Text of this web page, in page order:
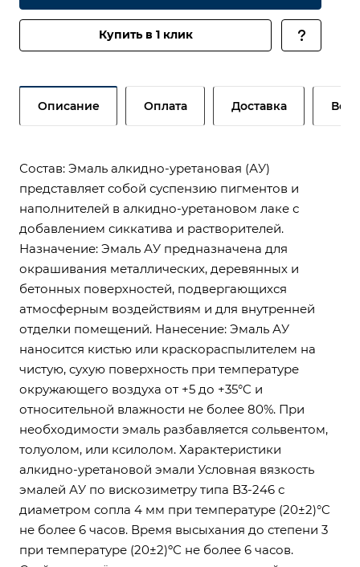
Купить в 1 клик
Описание Оплата Доставка
Состав: Эмаль алкидно-уретановая (АУ)
представляет собой суспензию пигментов и
наполнителей в алкидно-уретановом лаке с
добавлением сиккатива и растворителей.
Назначение: Эмаль АУ предназначена для
окрашивания металлических, деревянных и
бетонных поверхностей, подвергающихся
атмосферным воздействиям и для внутренней
отделки помещений. Нанесение: Эмаль АУ
наносится кистью или краскораспылителем на
чистую, сухую поверхность при температуре
окружающего воздуха от +5 до +35°C и
относительной влажности не более 80%. При
необходимости эмаль разбавляется сольвентом,
толуолом, или ксилолом. Характеристики
алкидно-уретановой эмали Условная вязкость
эмалей АУ по вискозиметру типа В3-246 с
диаметром сопла 4 мм при температуре (20±2)°C
не более 6 часов. Время высыхания до степени 3
при температуре (20±2)ºС не более 6 часов.